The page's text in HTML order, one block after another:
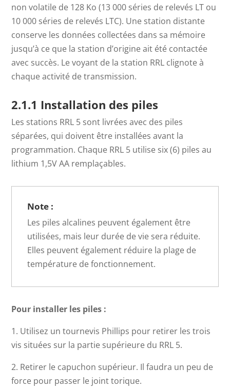
non volatile de 128 Ko (13 000 séries de relevés LT ou
10 000 séries de relevés LTC). Une station distante
conserve les données collectées dans sa mémoire
jusqu’à ce que la station d’origine ait été contactée
avec succès. Le voyant de la station RRL clignote à
chaque activité de transmission.
2.1.1 Installation des piles
Les stations RRL 5 sont livrées avec des piles
séparées, qui doivent être installées avant la
programmation. Chaque RRL 5 utilise six (6) piles au
lithium 1,5V AA remplaçables.
Note :
Les piles alcalines peuvent également être
utilisées, mais leur durée de vie sera réduite.
Elles peuvent également réduire la plage de
température de fonctionnement.
Pour installer les piles :
1. Utilisez un tournevis Phillips pour retirer les trois
vis situées sur la partie supérieure du RRL 5.
2. Retirer le capuchon supérieur. Il faudra un peu de
force pour passer le joint torique.